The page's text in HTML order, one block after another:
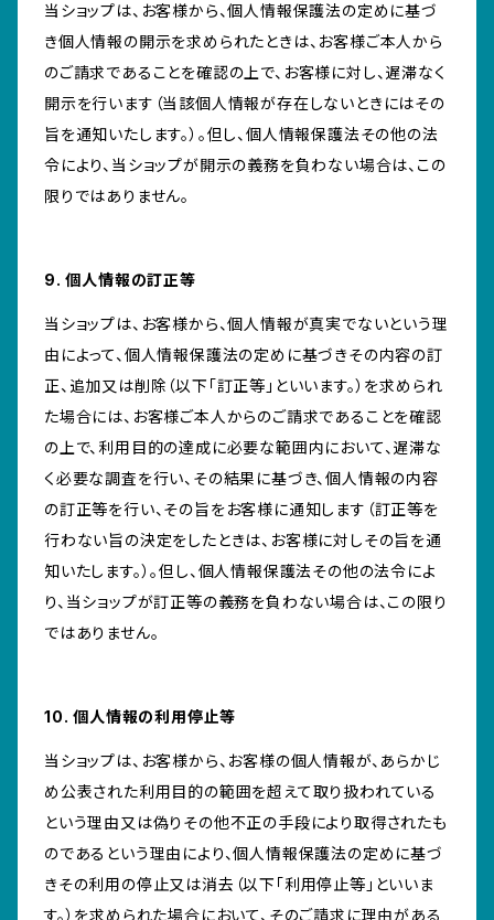
当ショップは、お客様から、個人情報保護法の定めに基づ
き個人情報の開示を求められたときは、お客様ご本人から
のご請求であることを確認の上で、お客様に対し、遅滞なく
開示を行います（当該個人情報が存在しないときにはその
旨を通知いたします。）。但し、個人情報保護法その他の法
令により、当ショップが開示の義務を負わない場合は、この
限りではありません。
9. 個人情報の訂正等
当ショップは、お客様から、個人情報が真実でないという理
由によって、個人情報保護法の定めに基づきその内容の訂
正、追加又は削除（以下「訂正等」といいます。）を求められ
た場合には、お客様ご本人からのご請求であることを確認
の上で、利用目的の達成に必要な範囲内において、遅滞な
く必要な調査を行い、その結果に基づき、個人情報の内容
の訂正等を行い、その旨をお客様に通知します（訂正等を
行わない旨の決定をしたときは、お客様に対しその旨を通
知いたします。）。但し、個人情報保護法その他の法令によ
り、当ショップが訂正等の義務を負わない場合は、この限り
ではありません。
10. 個人情報の利用停止等
当ショップは、お客様から、お客様の個人情報が、あらかじ
め公表された利用目的の範囲を超えて取り扱われている
という理由又は偽りその他不正の手段により取得されたも
のであるという理由により、個人情報保護法の定めに基づ
きその利用の停止又は消去（以下「利用停止等」といいま
す。）を求められた場合において、そのご請求に理由がある